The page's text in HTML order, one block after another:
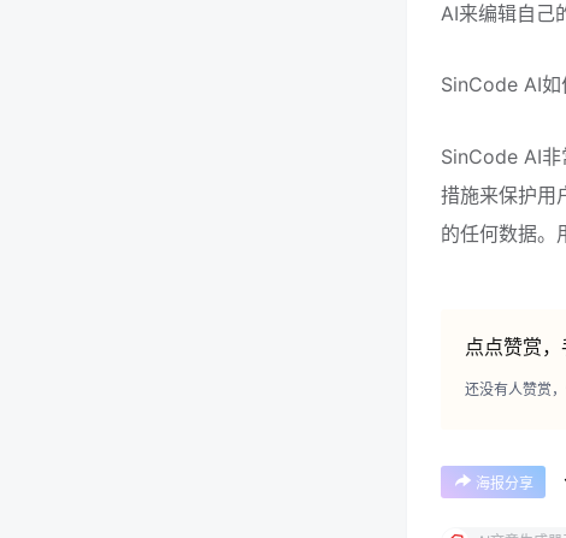
AI来编辑自己
SinCode AI如
SinCode AI非
措施来保护用
的任何数据。
点点赞赏
还没有人赞赏
海报分享